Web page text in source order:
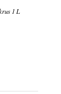
1 L